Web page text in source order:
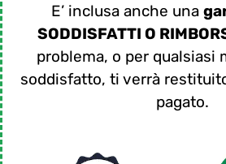
E’ inclusa anche una
SODDISFATTI O
problema, o per qualsiasi
soddisfatto, ti verrà
pagato.